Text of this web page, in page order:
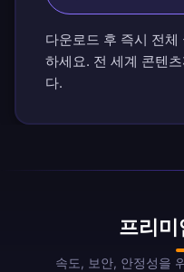
다운로드 후 즉시 전
하세요. 전 세계 콘텐
다.
프리미
속도, 보안, 안정성을